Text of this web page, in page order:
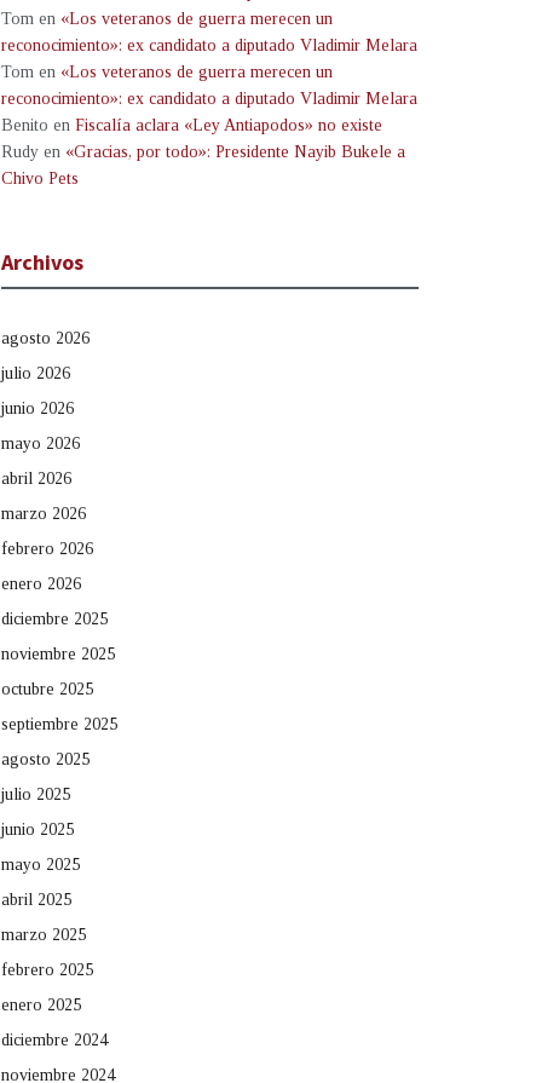
Tom en «Los veteranos de guerra merecen un
reconocimiento»: ex candidato a diputado Vladimir Melara
Tom en «Los veteranos de guerra merecen un
reconocimiento»: ex candidato a diputado Vladimir Melara
Benito en Fiscalía aclara «Ley Antiapodos» no existe
Rudy en «Gracias, por todo»: Presidente Nayib Bukele a
Chivo Pets
Archivos
agosto 2026
julio 2026
junio 2026
mayo 2026
abril 2026
marzo 2026
febrero 2026
enero 2026
diciembre 2025
noviembre 2025
octubre 2025
septiembre 2025
agosto 2025
julio 2025
junio 2025
mayo 2025
abril 2025
marzo 2025
febrero 2025
enero 2025
diciembre 2024
noviembre 2024